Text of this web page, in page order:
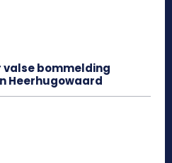
valse bommelding
Heerhugowaard